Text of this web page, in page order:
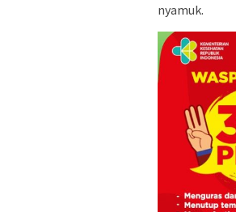
nyamuk.